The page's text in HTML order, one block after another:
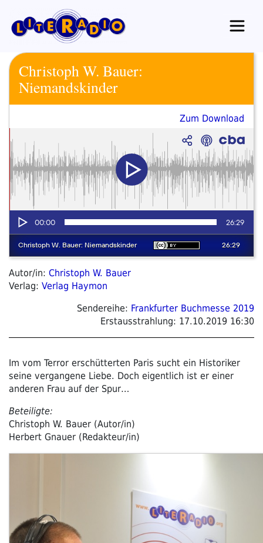
Inhalt
springen
Christoph W. Bauer:
Niemandskinder
Zum Download
Autor/in: Christoph W. Bauer
Verlag: Verlag Haymon
Sendereihe: Frankfurter Buchmesse 2019
Erstausstrahlung: 17.10.2019 16:30
Im vom Terror erschütterten Paris sucht ein Historiker
seine vergangene Liebe. Doch eigentlich ist er einer
anderen Frau auf der Spur…
Beteiligte:
Christoph W. Bauer (Autor/in)
Herbert Gnauer (Redakteur/in)